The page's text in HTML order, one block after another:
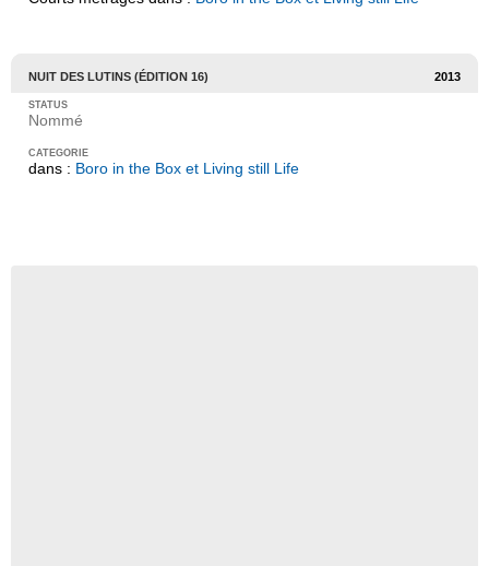
NUIT DES LUTINS (ÉDITION 16) 2013
Nommé
dans : Boro in the Box et Living still Life